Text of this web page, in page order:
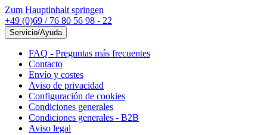
Zum Hauptinhalt springen
+49 (0)69 / 76 80 56 98 - 22
Servicio/Ayuda
FAQ - Preguntas más frecuentes
Contacto
Envío y costes
Aviso de privacidad
Configuración de cookies
Condiciones generales
Condiciones generales - B2B
Aviso legal